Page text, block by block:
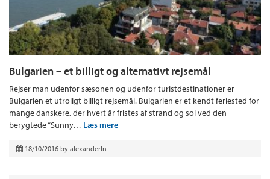
Bulgarien – et billigt og alternativt rejsemål
Rejser man udenfor sæsonen og udenfor turistdestinationer er
Bulgarien et utroligt billigt rejsemål. Bulgarien er et kendt feriested for
mange danskere, der hvert år fristes af strand og sol ved den
berygtede “Sunny… Læs mere
18/10/2016 by alexanderln